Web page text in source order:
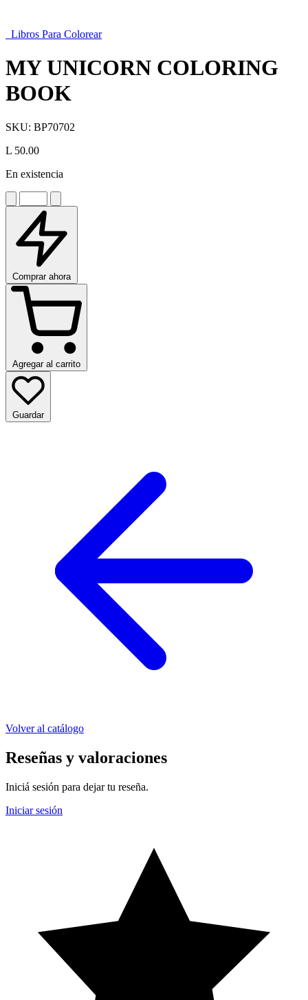
Libros Para Colorear
MY UNICORN COLORING
BOOK
SKU: BP70702
L 50.00
En existencia
Comprar ahora
Agregar al carrito
Guardar
Volver al catálogo
Reseñas y valoraciones
Iniciá sesión para dejar tu reseña.
Iniciar sesión